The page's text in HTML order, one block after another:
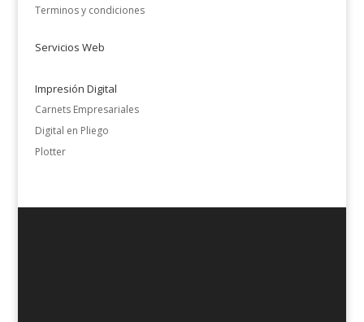
Terminos y condiciones
Servicios Web
Impresión Digital
Carnets Empresariales
Digital en Pliego
Plotter